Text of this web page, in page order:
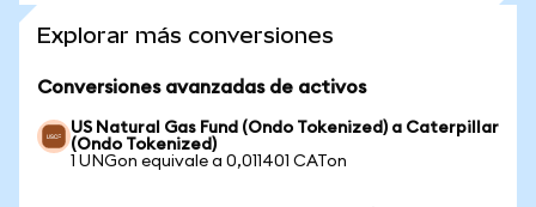
Explorar más conversiones
Conversiones avanzadas de activos
US Natural Gas Fund (Ondo Tokenized) a Caterpillar
(Ondo Tokenized)
1 UNGon equivale a 0,011401 CATon